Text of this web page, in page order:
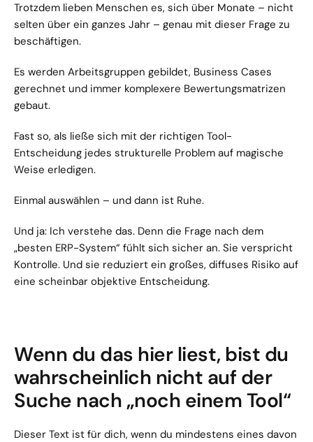
Trotzdem lieben Menschen es, sich über Monate – nicht
selten über ein ganzes Jahr – genau mit dieser Frage zu
beschäftigen.
Es werden Arbeitsgruppen gebildet, Business Cases
gerechnet und immer komplexere Bewertungsmatrizen
gebaut.
Fast so, als ließe sich mit der richtigen Tool-
Entscheidung jedes strukturelle Problem auf magische
Weise erledigen.
Einmal auswählen – und dann ist Ruhe.
Und ja: Ich verstehe das. Denn die Frage nach dem
„besten ERP-System“ fühlt sich sicher an. Sie verspricht
Kontrolle. Und sie reduziert ein großes, diffuses Risiko auf
eine scheinbar objektive Entscheidung.
Wenn du das hier liest, bist du
wahrscheinlich nicht auf der
Suche nach „noch einem Tool“
Dieser Text ist für dich, wenn du mindestens eines davon